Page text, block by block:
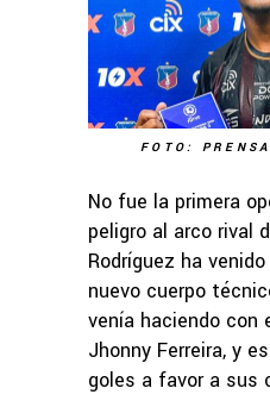
FOTO:
No fue la primera
peligro al arco rival
Rodríguez ha
nuevo cuerpo
venía haciendo con
Jhonny Ferreira, y
goles a favor a sus